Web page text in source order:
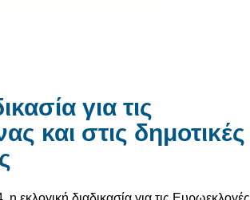
για τις
και στις δημοτικές